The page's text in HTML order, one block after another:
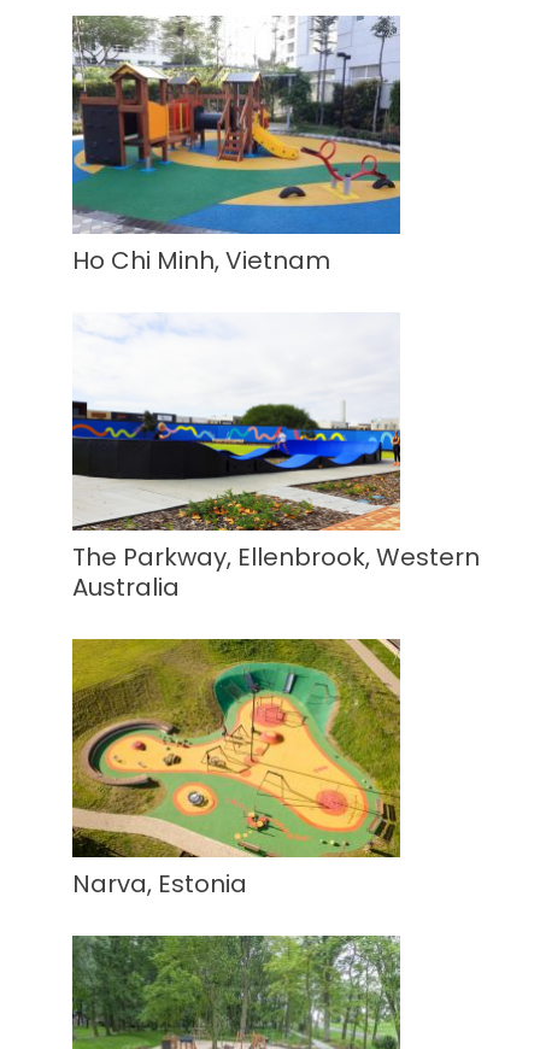
Ho Chi Minh, Vietnam
The Parkway, Ellenbrook, Western
Australia
Narva, Estonia